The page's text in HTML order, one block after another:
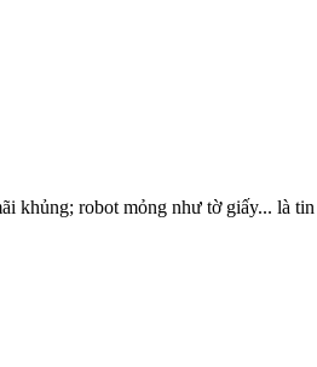
khủng; robot mỏng như tờ giấy... là